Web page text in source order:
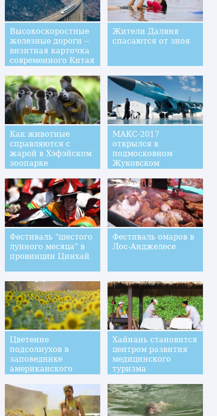
Высокоскоростные
железные дороги --
визитная карточка
современного Китая
Жители Даляня
спасаются от зноя
Как животные
справляются с
жарой в Хэфэйском
зоопарке
МАКС-2017
открылся в
подмосковном
Жуковском
Фестиваль "шестого
лунного месяца" в
провинции Цинхай
Фестиваль омаров в
Лос-Анджелесе
Цветение
подсолнухов в
заповеднике
американского
Хайнань становится
центром развития
медицинского
туризма